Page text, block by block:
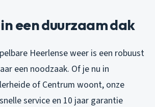
een duurzaam dak
Heerlense weer is een robuust
een noodzaak. Of je nu in
of Centrum woont, onze
service en 10 jaar garantie